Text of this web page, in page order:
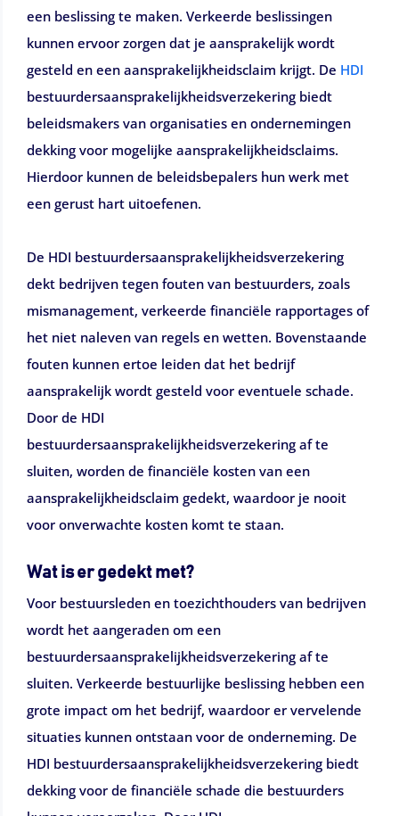
een beslissing te maken. Verkeerde beslissingen
kunnen ervoor zorgen dat je aansprakelijk wordt
gesteld en een aansprakelijkheidsclaim krijgt. De HDI
bestuurdersaansprakelijkheidsverzekering biedt
beleidsmakers van organisaties en ondernemingen
dekking voor mogelijke aansprakelijkheidsclaims.
Hierdoor kunnen de beleidsbepalers hun werk met
een gerust hart uitoefenen.
De HDI bestuurdersaansprakelijkheidsverzekering
dekt bedrijven tegen fouten van bestuurders, zoals
mismanagement, verkeerde financiële rapportages of
het niet naleven van regels en wetten. Bovenstaande
fouten kunnen ertoe leiden dat het bedrijf
aansprakelijk wordt gesteld voor eventuele schade.
Door de HDI
bestuurdersaansprakelijkheidsverzekering af te
sluiten, worden de financiële kosten van een
aansprakelijkheidsclaim gedekt, waardoor je nooit
voor onverwachte kosten komt te staan.
Wat is er gedekt met?
Voor bestuursleden en toezichthouders van bedrijven
wordt het aangeraden om een
bestuurdersaansprakelijkheidsverzekering af te
sluiten. Verkeerde bestuurlijke beslissing hebben een
grote impact om het bedrijf, waardoor er vervelende
situaties kunnen ontstaan voor de onderneming. De
HDI bestuurdersaansprakelijkheidsverzekering biedt
dekking voor de financiële schade die bestuurders